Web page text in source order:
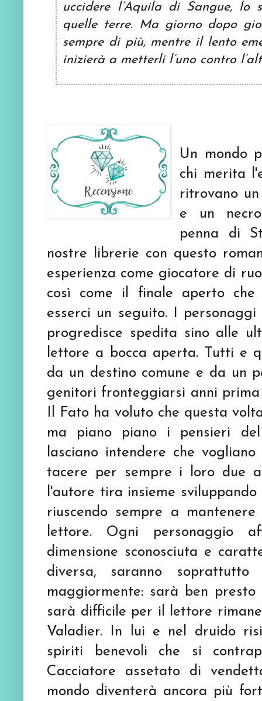
uccidere l’Aquila di Sangue, lo
quelle terre. Ma giorno dopo
sempre di più, mentre il lento
inizierà a metterli l’uno contro
Un mondo
chi merita
ritrovano
e un
penna di
nostre librerie con questo
esperienza come giocatore di
così come il finale aperto che
esserci un seguito. I
progredisce spedita sino alle
lettore a bocca aperta. Tutti e
da un destino comune e da un
genitori fronteggiarsi anni
Il Fato ha voluto che questa
ma piano piano i pensieri
lasciano intendere che
tacere per sempre i loro due
l'autore tira insieme
riuscendo sempre a
lettore. Ogni personaggio
dimensione sconosciuta e
diversa, saranno
maggiormente: sarà ben
sarà difficile per il lettore
Valadier. In lui e nel druido
spiriti benevoli che si
Cacciatore assetato di
mondo diventerà ancora più